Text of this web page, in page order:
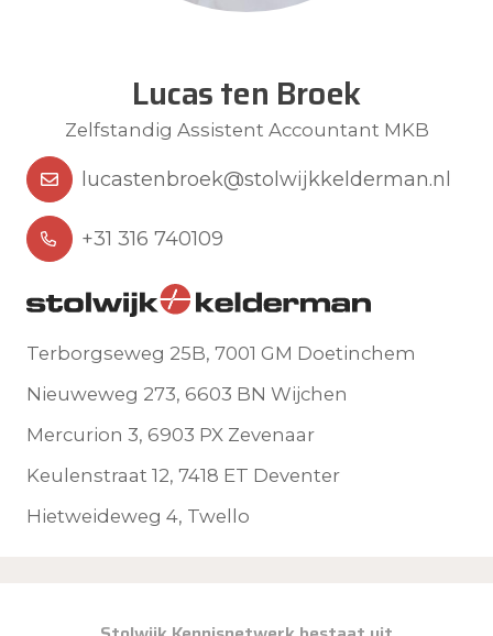
Lucas ten Broek
Zelfstandig Assistent Accountant MKB
lucastenbroek@stolwijkkelderman.nl
+31 316 740109
Terborgseweg 25B, 7001 GM Doetinchem
Nieuweweg 273, 6603 BN Wijchen
Mercurion 3, 6903 PX Zevenaar
Keulenstraat 12, 7418 ET Deventer
Hietweideweg 4, Twello